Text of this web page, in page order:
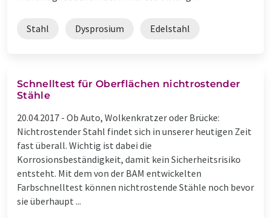
Stahl Dysprosium Edelstahl
Schnelltest für Oberflächen nichtrostender
Stähle
20.04.2017 - Ob Auto, Wolkenkratzer oder Brücke:
Nichtrostender Stahl findet sich in unserer heutigen Zeit
fast überall. Wichtig ist dabei die
Korrosionsbeständigkeit, damit kein Sicherheitsrisiko
entsteht. Mit dem von der BAM entwickelten
Farbschnelltest können nichtrostende Stähle noch bevor
sie überhaupt ...